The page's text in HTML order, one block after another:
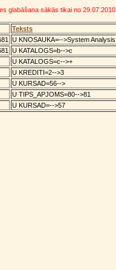
glabāšana sākās tikai no
Teksts
U KNOSAUKA=-->System
U KATALOGS=b-->c
U KATALOGS=c-->+
U KREDITI=2-->3
U KURSAD=56-->
U TIPS_APJOMS=80-->81
U KURSAD=-->57